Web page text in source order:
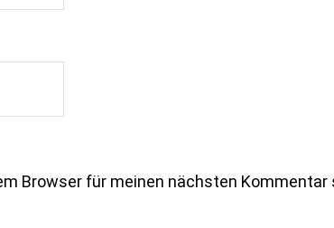
Browser für meinen nächsten Kommentar